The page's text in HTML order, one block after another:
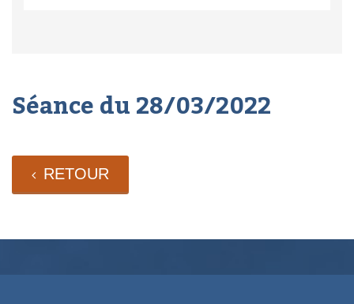
Séance du 28/03/2022
RETOUR